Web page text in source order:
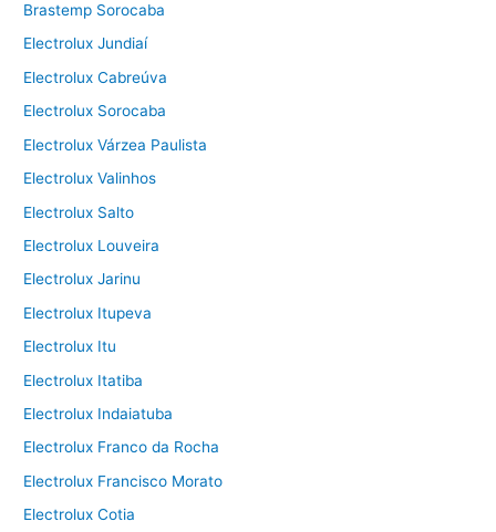
Brastemp Sorocaba
Electrolux Jundiaí
Electrolux Cabreúva
Electrolux Sorocaba
Electrolux Várzea Paulista
Electrolux Valinhos
Electrolux Salto
Electrolux Louveira
Electrolux Jarinu
Electrolux Itupeva
Electrolux Itu
Electrolux Itatiba
Electrolux Indaiatuba
Electrolux Franco da Rocha
Electrolux Francisco Morato
Electrolux Cotia